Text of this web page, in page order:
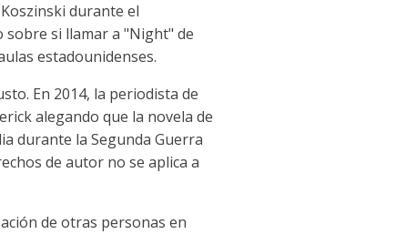
durante el
sobre si llamar a "Night" de
estadounidenses.
En 2014, la periodista de
alegando que la novela de
durante la Segunda Guerra
de autor no se aplica a
de otras personas en